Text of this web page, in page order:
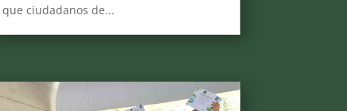
que ciudadanos de...